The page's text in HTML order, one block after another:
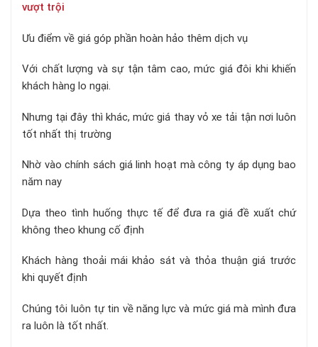
vượt trội
Ưu điểm về giá góp phần hoàn hảo thêm dịch vụ
Với chất lượng và sự tận tâm cao, mức giá đôi khi khiến
khách hàng lo ngại.
Nhưng tại đây thì khác, mức giá thay vỏ xe tải tận nơi luôn
tốt nhất thị trường
Nhờ vào chính sách giá linh hoạt mà công ty áp dụng bao
năm nay
Dựa theo tình huống thực tế để đưa ra giá đề xuất chứ
không theo khung cố định
Khách hàng thoải mái khảo sát và thỏa thuận giá trước
khi quyết định
Chúng tôi luôn tự tin về năng lực và mức giá mà mình đưa
ra luôn là tốt nhất.